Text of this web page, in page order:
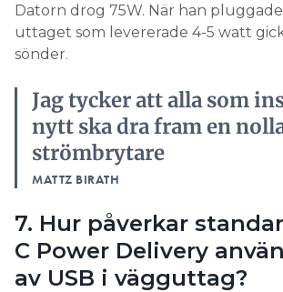
Datorn drog 75W. När han
uttaget som levererade 4-5 watt
sönder.
Jag tycker att alla som
nytt ska dra fram en
strömbrytare
MATTZ BIRATH
7. Hur påverkar
C Power Delivery
av USB i vägguttag?